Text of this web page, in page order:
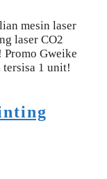
mesin laser
laser CO2
Promo Gweike
1 unit!